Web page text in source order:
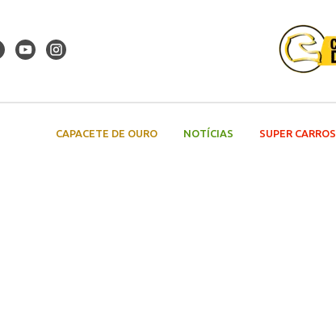
CAPACETE DE OURO NOTÍCIAS SUPER CARROS